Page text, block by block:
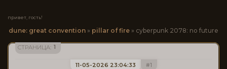
привет, гость!
dune: great convention » pillar of fire » cyberpunk 2078: no future
СТРАНИЦА: 1
1
11-05-2026 23:04:33